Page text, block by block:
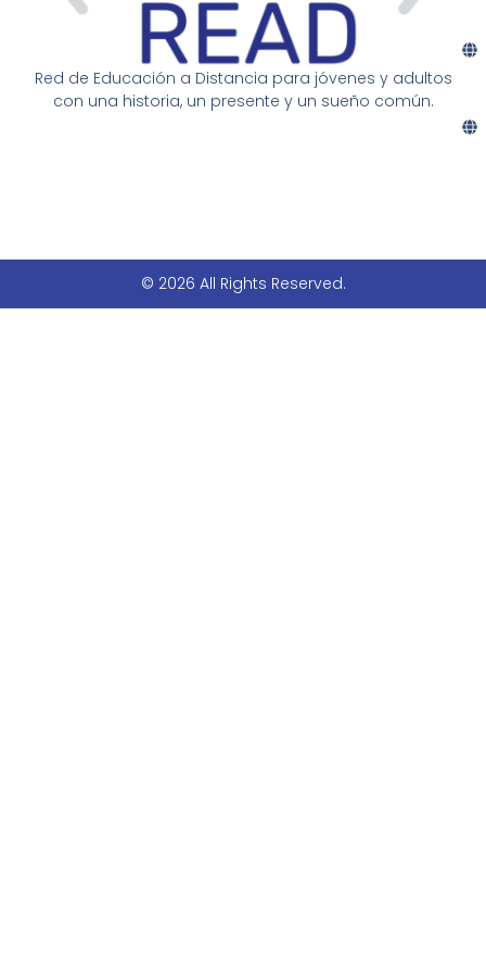
Red de Educación a Distancia para jóvenes y adultos
con una historia, un presente y un sueño común.
© 2026 All Rights Reserved.